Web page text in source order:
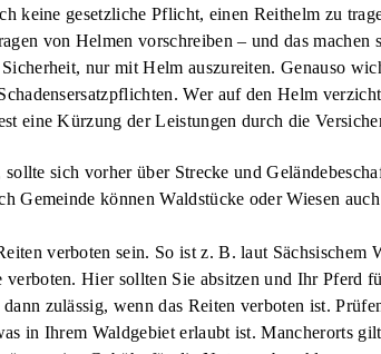
keine gesetzliche Pflicht, einen Reithelm zu
von Helmen vorschreiben – und das
nur mit Helm auszureiten. Genauso
Wer auf den Helm
eine Kürzung der Leistungen durch die
sich vorher über Strecke und
Gemeinde können Waldstücke oder Wiesen
verboten sein. So ist z. B. laut Sächsischem
verboten. Hier sollten Sie absitzen und Ihr Pferd
zulässig, wenn das Reiten verboten ist.
in Ihrem Waldgebiet erlaubt ist. Mancherorts